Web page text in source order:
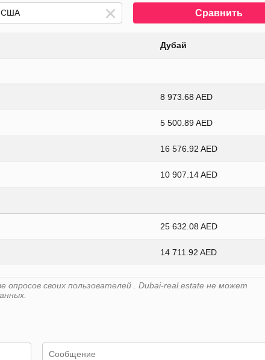
Сравнить
Дубай
8 973.68 AED
5 500.89 AED
16 576.92 AED
10 907.14 AED
25 632.08 AED
14 711.92 AED
опросов своих пользователей . Dubai-real.estate не может